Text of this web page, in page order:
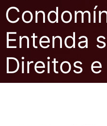
Entenda
Direitos